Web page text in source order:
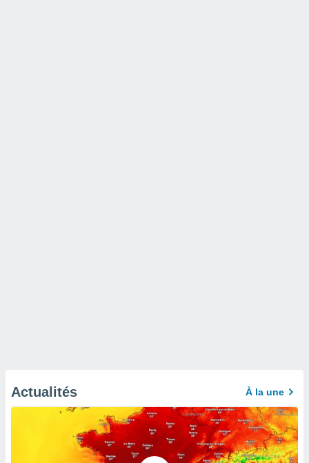
Actualités À la une